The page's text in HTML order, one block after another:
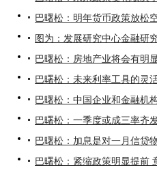
巴曙松：明年货币政策放松
图为：发展研究中心金融研
巴曙松：房地产业将会有明
巴曙松：未来利率工具的灵
巴曙松：中国企业和金融机
巴曙松：一季度或成三率齐
巴曙松：加息是对一月信贷
巴曙松：紧缩政策明显提前